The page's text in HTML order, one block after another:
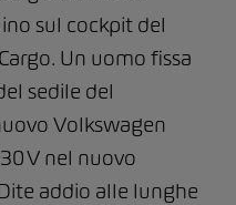
sul cockpit del
Un uomo fissa
sedile del
Volkswagen
V nel nuovo
addio alle lunghe